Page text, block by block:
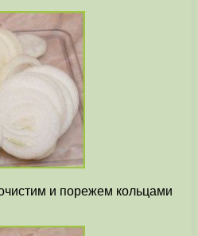
и порежем кольцами